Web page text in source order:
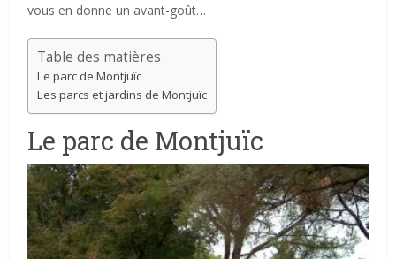
vous en donne un avant-goût…
Table des matières
Le parc de Montjuïc
Les parcs et jardins de Montjuïc
Le parc de Montjuïc